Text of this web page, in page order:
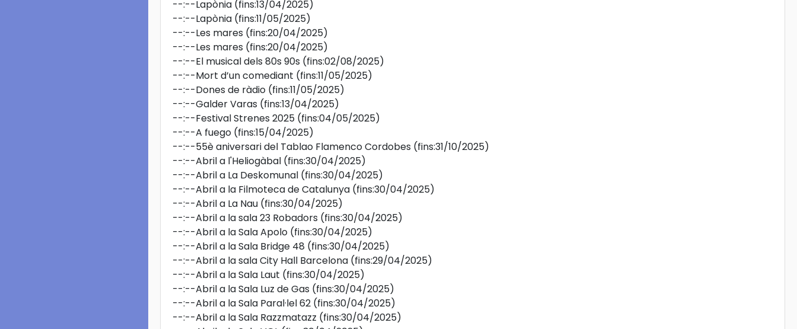
--:--Lapònia (fins:13/04/2025)
--:--Lapònia (fins:11/05/2025)
--:--Les mares (fins:20/04/2025)
--:--Les mares (fins:20/04/2025)
--:--El musical dels 80s 90s (fins:02/08/2025)
--:--Mort d’un comediant (fins:11/05/2025)
--:--Dones de ràdio (fins:11/05/2025)
--:--Galder Varas (fins:13/04/2025)
--:--Festival Strenes 2025 (fins:04/05/2025)
--:--A fuego (fins:15/04/2025)
--:--55è aniversari del Tablao Flamenco Cordobes (fins:31/10/2025)
--:--Abril a l'Heliogàbal (fins:30/04/2025)
--:--Abril a La Deskomunal (fins:30/04/2025)
--:--Abril a la Filmoteca de Catalunya (fins:30/04/2025)
--:--Abril a La Nau (fins:30/04/2025)
--:--Abril a la sala 23 Robadors (fins:30/04/2025)
--:--Abril a la Sala Apolo (fins:30/04/2025)
--:--Abril a la Sala Bridge 48 (fins:30/04/2025)
--:--Abril a la sala City Hall Barcelona (fins:29/04/2025)
--:--Abril a la Sala Laut (fins:30/04/2025)
--:--Abril a la Sala Luz de Gas (fins:30/04/2025)
--:--Abril a la Sala Paral·lel 62 (fins:30/04/2025)
--:--Abril a la Sala Razzmatazz (fins:30/04/2025)